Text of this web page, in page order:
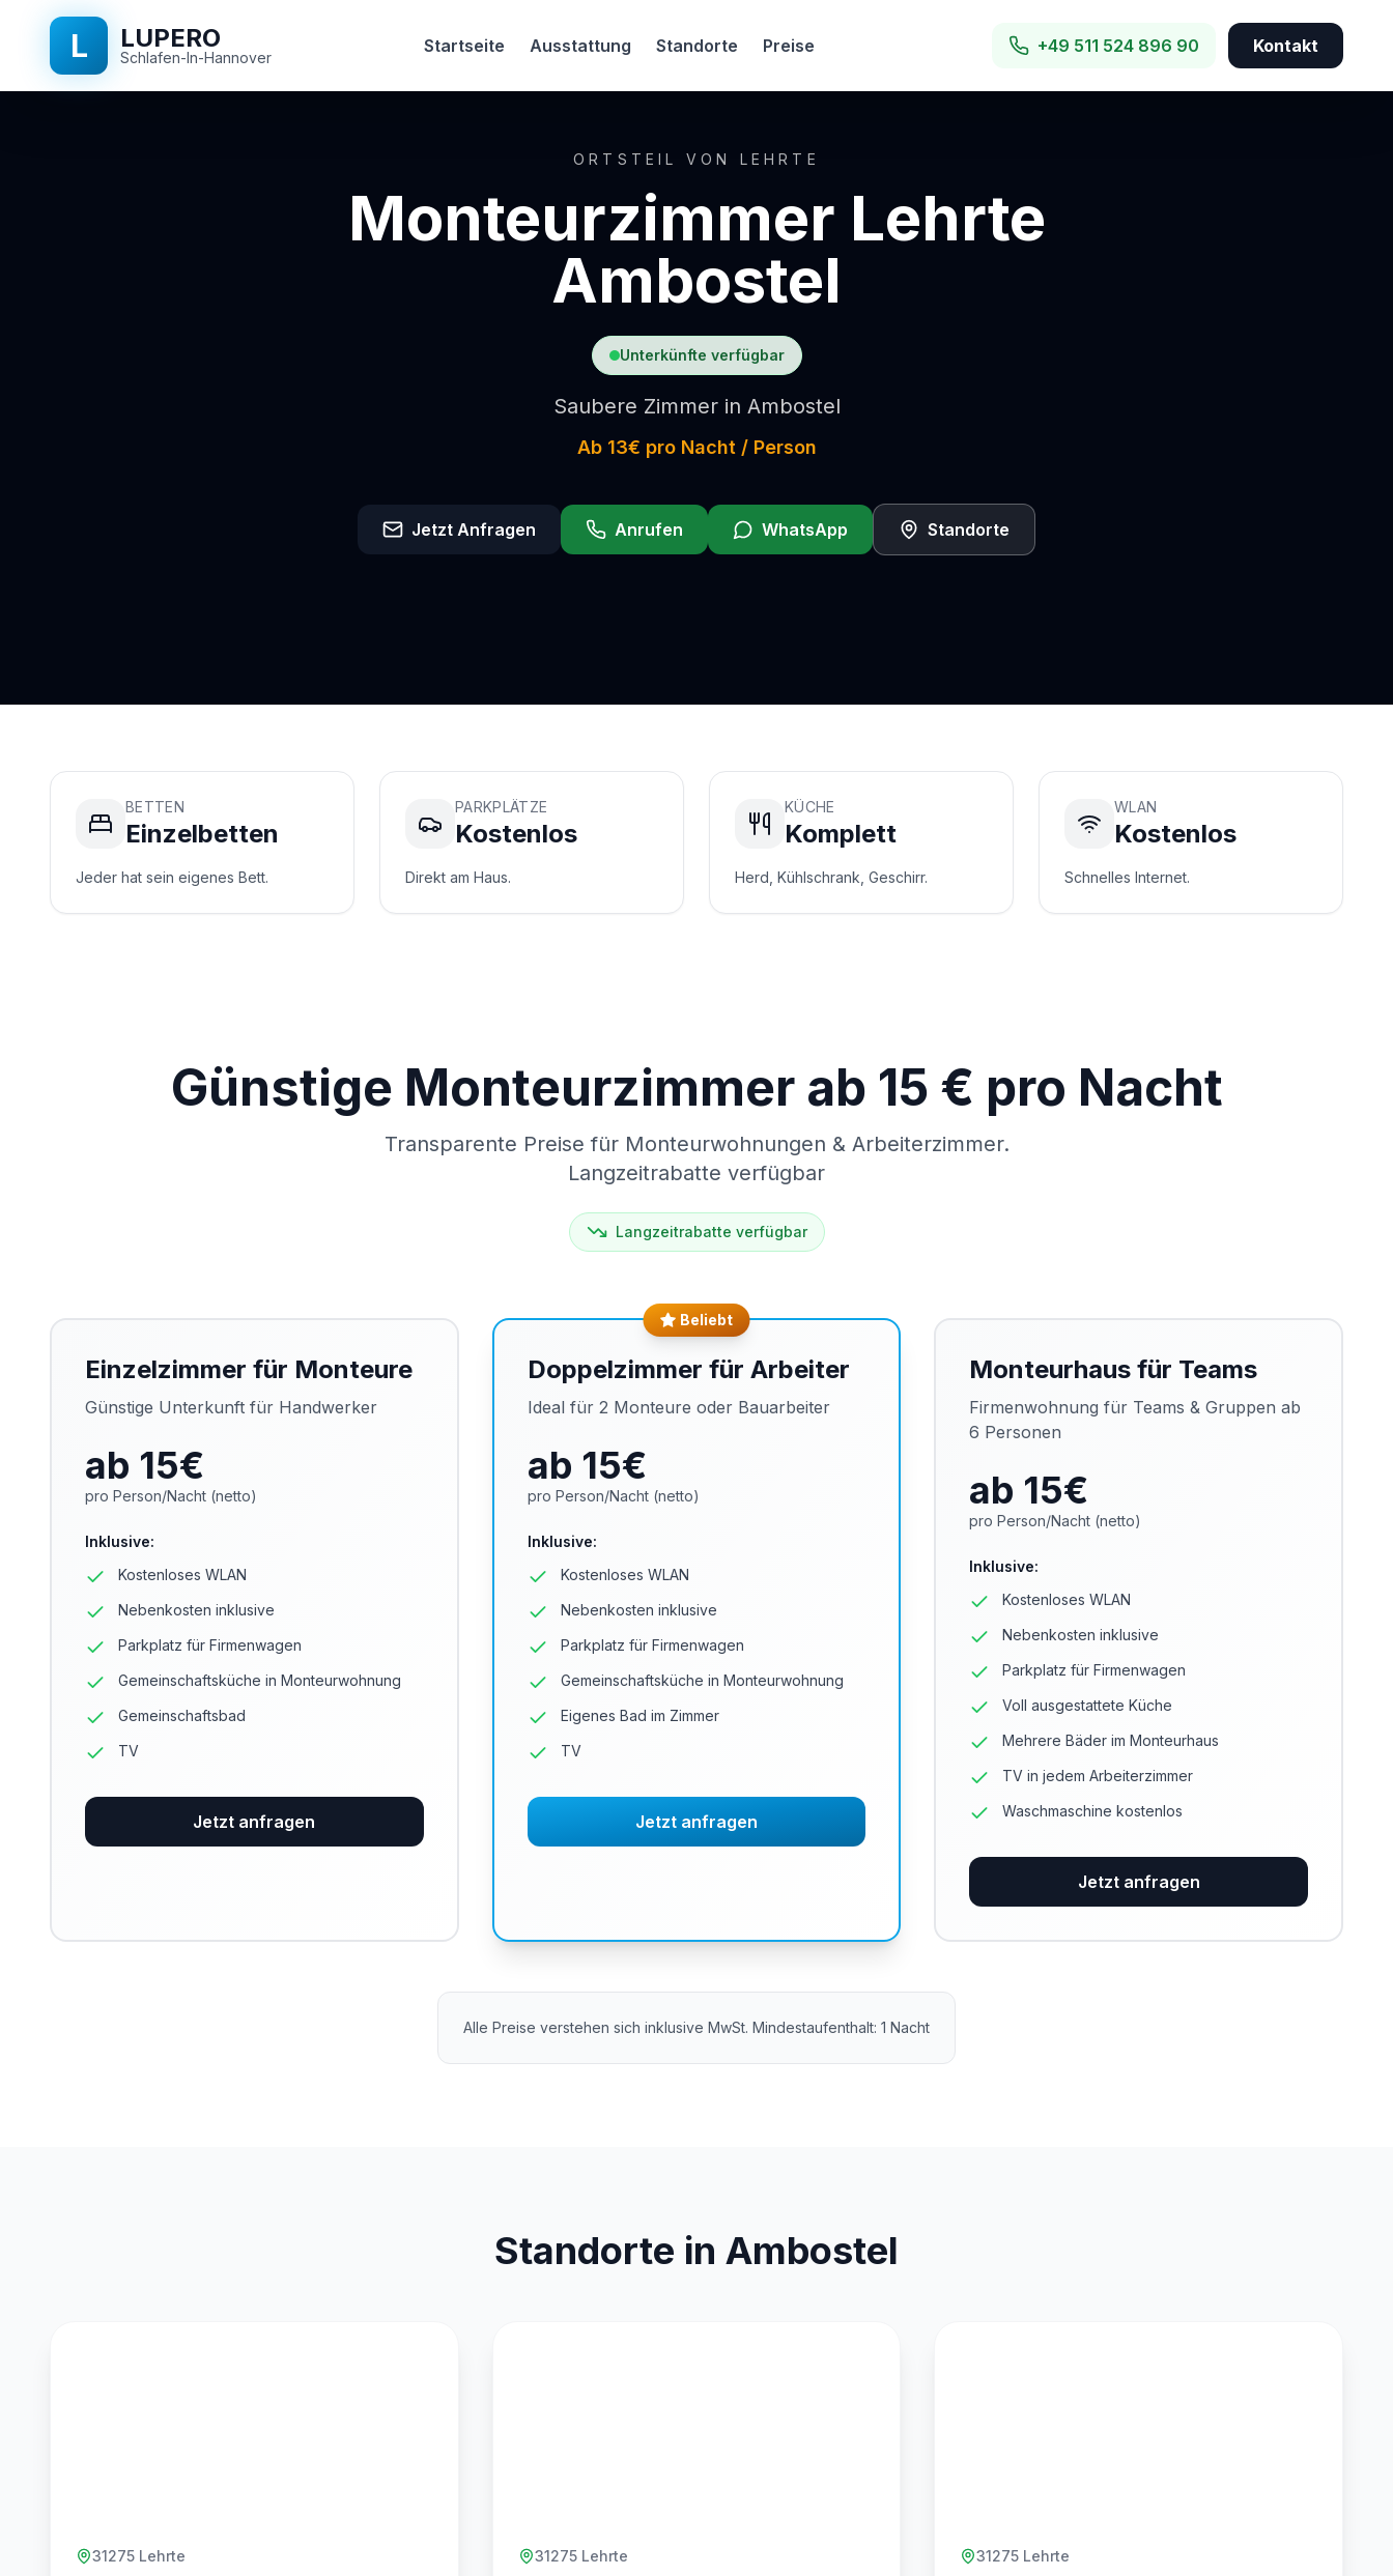
L LUPERO
Schlafen-In-Hannover
Startseite Ausstattung Standorte Preise +49 511 524 896 90 Kontakt
ORTSTEIL VON LEHRTE
Monteurzimmer Lehrte
Ambostel
Unterkünfte verfügbar
Saubere Zimmer in Ambostel
Ab 13€ pro Nacht / Person
Jetzt Anfragen Anrufen WhatsApp Standorte
BETTEN
Einzelbetten
Jeder hat sein eigenes Bett.
PARKPLÄTZE
Kostenlos
Direkt am Haus.
KÜCHE
Komplett
Herd, Kühlschrank, Geschirr.
WLAN
Kostenlos
Schnelles Internet.
Günstige Monteurzimmer ab 15 € pro Nacht
Transparente Preise für Monteurwohnungen & Arbeiterzimmer.
Langzeitrabatte verfügbar
Langzeitrabatte verfügbar
Einzelzimmer für Monteure
Günstige Unterkunft für Handwerker
ab 15€
pro Person/Nacht (netto)
Inklusive:
Kostenloses WLAN
Nebenkosten inklusive
Parkplatz für Firmenwagen
Gemeinschaftsküche in Monteurwohnung
Gemeinschaftsbad
TV
Jetzt anfragen
Beliebt
Doppelzimmer für Arbeiter
Ideal für 2 Monteure oder Bauarbeiter
ab 15€
pro Person/Nacht (netto)
Inklusive:
Kostenloses WLAN
Nebenkosten inklusive
Parkplatz für Firmenwagen
Gemeinschaftsküche in Monteurwohnung
Eigenes Bad im Zimmer
TV
Jetzt anfragen
Monteurhaus für Teams
Firmenwohnung für Teams & Gruppen ab
6 Personen
ab 15€
pro Person/Nacht (netto)
Inklusive:
Kostenloses WLAN
Nebenkosten inklusive
Parkplatz für Firmenwagen
Voll ausgestattete Küche
Mehrere Bäder im Monteurhaus
TV in jedem Arbeiterzimmer
Waschmaschine kostenlos
Jetzt anfragen
Alle Preise verstehen sich inklusive MwSt. Mindestaufenthalt: 1 Nacht
Standorte in Ambostel
31275 Lehrte 31275 Lehrte 31275 Lehrte